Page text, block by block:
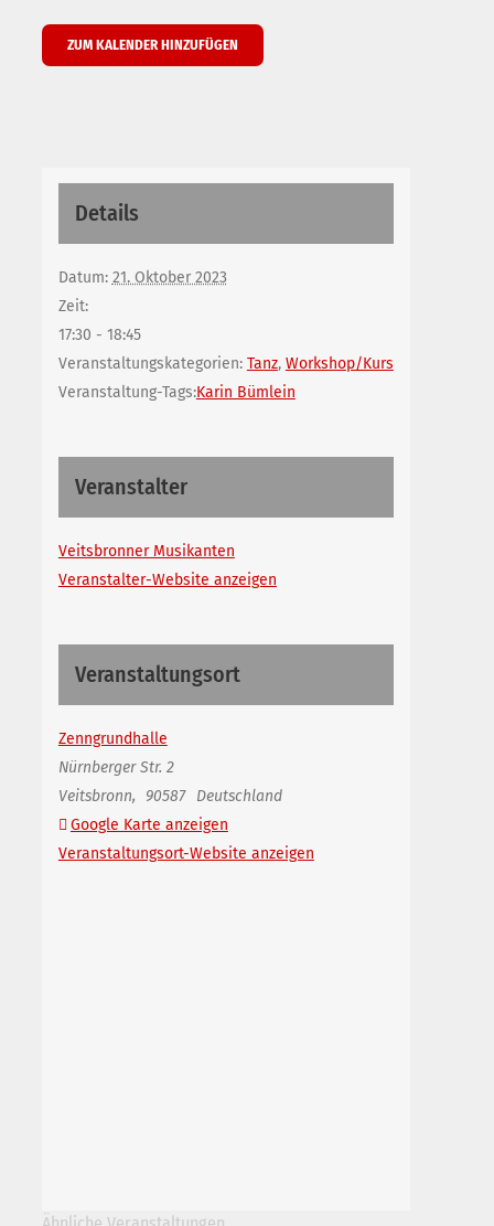
ZUM KALENDER HINZUFÜGEN
Details
Datum: 21. Oktober 2023
Zeit:
17:30 - 18:45
Veranstaltungskategorien: Tanz, Workshop/Kurs
Veranstaltung-Tags:Karin Bümlein
Veranstalter
Veitsbronner Musikanten
Veranstalter-Website anzeigen
Veranstaltungsort
Zenngrundhalle
Nürnberger Str. 2
Veitsbronn, 90587
Deutschland
Google Karte anzeigen
Veranstaltungsort-Website anzeigen